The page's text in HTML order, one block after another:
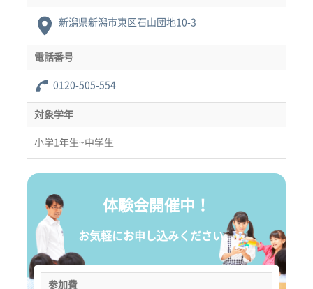
新潟県新潟市東区石山団地10-3
電話番号
0120-505-554
対象学年
小学1年生~中学生
体験会開催中！
お気軽にお申し込みください。
参加費